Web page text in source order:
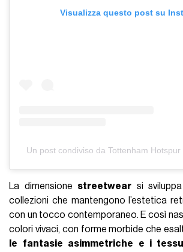
Visualizza questo post su
Un post condiviso da Tottenham
La dimensione streetwear si
collezioni che mantengono l’estetica
con un tocco contemporaneo. E così
colori vivaci, con forme morbide che
le fantasie asimmetriche e i